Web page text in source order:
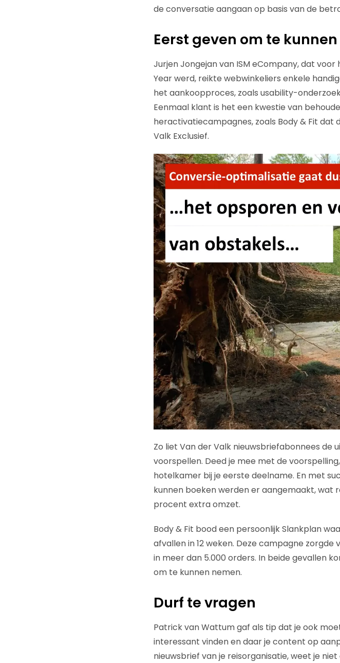
de conversatie aangaan op basis van de
Eerst geven om te
Jurjen Jongejan van ISM eCompany, dat
Year werd, reikte webwinkeliers enkele
het aankoopproces, zoals usability-
Eenmaal klant is het een kwestie van
heractivatiecampagnes, zoals Body & Fit
Valk Exclusief.
Zo liet Van der Valk nieuwsbriefabonnees de
voorspellen. Deed je mee met de
hotelkamer bij je eerste deelname. En met
kunnen boeken werden er aangemaakt, wat
procent extra omzet.
Body & Fit bood een persoonlijk Slankplan
afvallen in 12 weken. Deze campagne
in meer dan 5.000 orders. In beide gevallen
om te kunnen nemen.
Durf te vragen
Patrick van Wattum gaf als tip dat je ook
interessant vinden en daar je content op
nieuwsbrief van je reisorganisatie, weet je